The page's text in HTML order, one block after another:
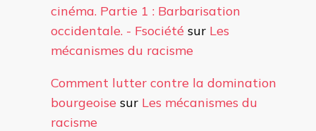
cinéma. Partie 1 : Barbarisation
occidentale. - Fsociété sur Les
mécanismes du racisme
Comment lutter contre la domination
bourgeoise sur Les mécanismes du
racisme